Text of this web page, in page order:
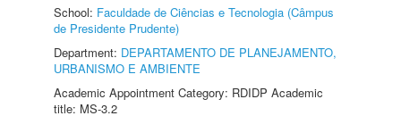
School: Faculdade de Ciências e Tecnologia (Câmpus
de Presidente Prudente)
Department: DEPARTAMENTO DE PLANEJAMENTO,
URBANISMO E AMBIENTE
Academic Appointment Category: RDIDP Academic
title: MS-3.2